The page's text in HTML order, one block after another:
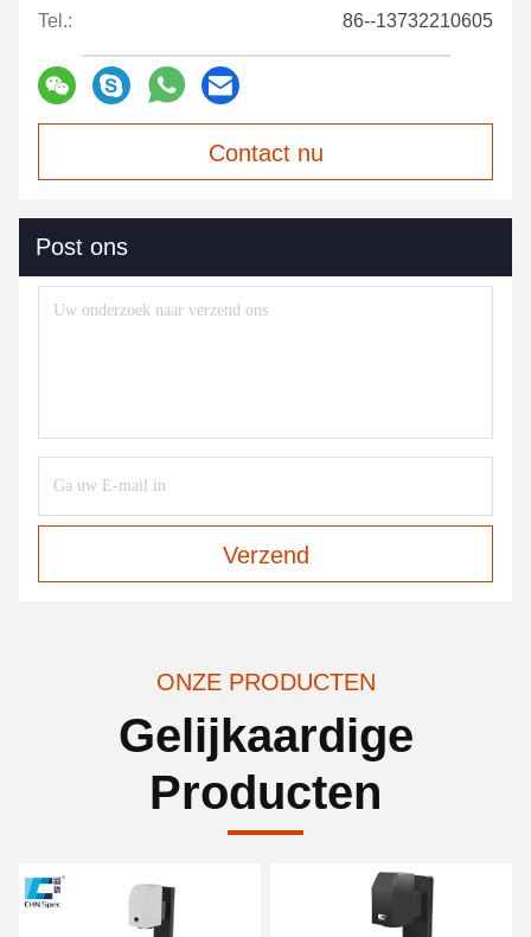
Tel.: 86--13732210605
Contact nu
Post ons
Verzend
ONZE PRODUCTEN
Gelijkaardige
Producten